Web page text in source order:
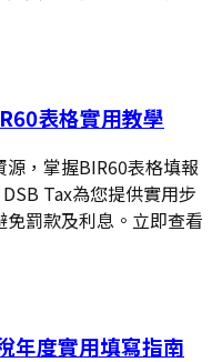
表格實用教學
，掌握BIR60表格填報
Tax為您提供實用步
罰款及利息。立即查看
年度實用填寫指南